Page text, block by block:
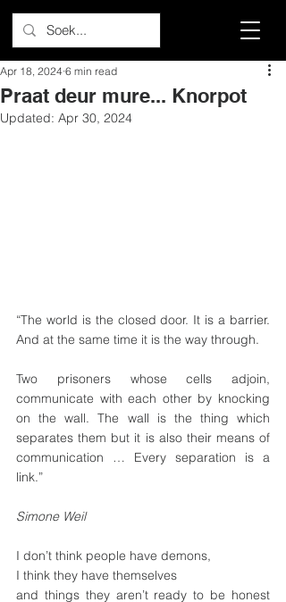
Praat deur mure... Knorpot
Apr 18, 2024 6 min read
Updated: Apr 30, 2024
“The world is the closed door. It is a barrier.
And at the same time it is the way through.
Two prisoners whose cells adjoin,
communicate with each other by knocking
on the wall. The wall is the thing which
separates them but it is also their means of
communication … Every separation is a
link.”
Simone Weil
I don’t think people have demons,
I think they have themselves
and things they aren’t ready to be honest